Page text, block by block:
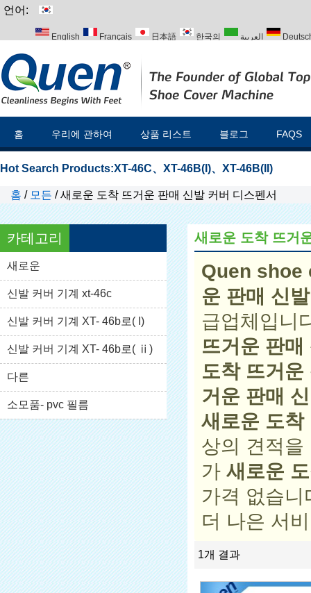
언어:
English Français 日本語 한국의 العربية
홈 우리에 관하여 상품 리스트 블로그 FAQS
Hot Search Products:XT-46C、 XT-46B(I)、 XT-46B(II)
홈 / 모든 /새로운 도착 뜨거운 판매 신발 커버 디스펜서
카테고리
새로운
신발 커버 기계 xt-46c
신발 커버 기계 XT- 46b로( I)
신발 커버 기계 XT- 46b로( ⅱ)
다른
소모품- pvc 필름
새로운 도착 뜨거
Quen
운 판매 신
급업체입니
뜨거운 판
도착 뜨거
거운 판매
새로운 도착
상의 견적을
가 새로운
가격 없습
더 나은 서
1개 결과
스